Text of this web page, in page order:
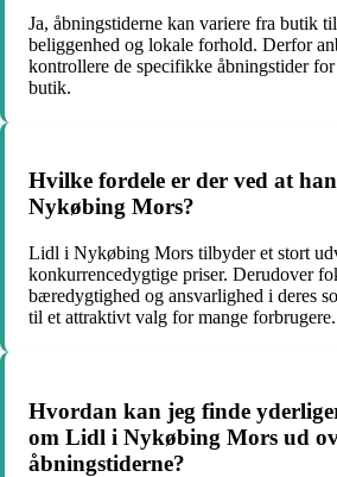
Ja, åbningstiderne kan variere fra butik
beliggenhed og lokale forhold. Derfor
kontrollere de specifikke åbningstider
butik.
Hvilke fordele er der ved at
Nykøbing Mors?
Lidl i Nykøbing Mors tilbyder et stort
konkurrencedygtige priser. Derudover
bæredygtighed og ansvarlighed i deres
til et attraktivt valg for mange forbrugere.
Hvordan kan jeg finde
om Lidl i Nykøbing Mors ud
åbningstiderne?